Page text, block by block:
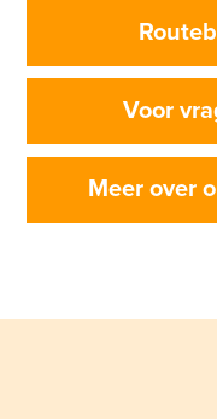
Voor
Meer over